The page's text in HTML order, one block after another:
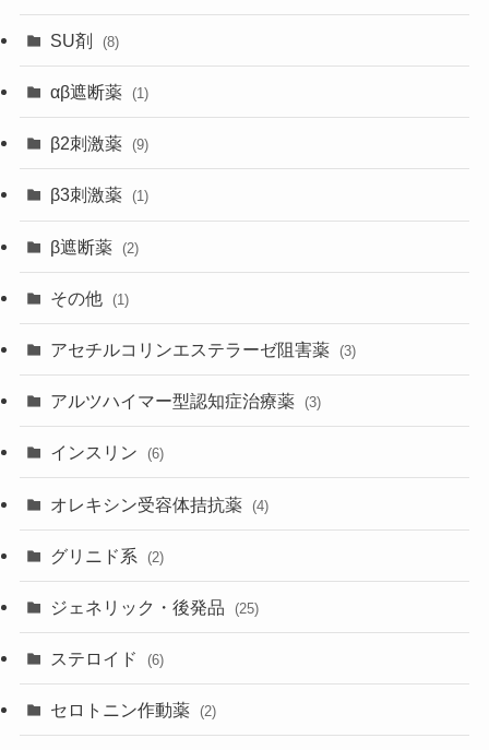
SU剤 (8)
αβ遮断薬 (1)
β2刺激薬 (9)
β3刺激薬 (1)
β遮断薬 (2)
その他 (1)
アセチルコリンエステラーゼ阻害薬 (3)
アルツハイマー型認知症治療薬 (3)
インスリン (6)
オレキシン受容体拮抗薬 (4)
グリニド系 (2)
ジェネリック・後発品 (25)
ステロイド (6)
セロトニン作動薬 (2)